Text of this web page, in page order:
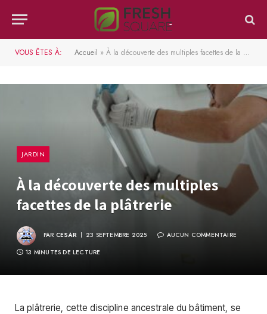
VOUS ÊTES À: Accueil » À la découverte des multiples facettes de la plâtrerie
JARDIN
À la découverte des multiples
facettes de la plâtrerie
PAR CESAR 23 SEPTEMBRE 2025
AUCUN COMMENTAIRE
13 MINUTES DE LECTURE
La plâtrerie, cette discipline ancestrale du bâtiment, se